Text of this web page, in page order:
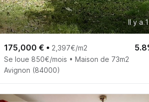
Il y a
175,000 € • 2,397€/m2
Se loue 850€/mois • Maison de 73m2
Avignon (84000)